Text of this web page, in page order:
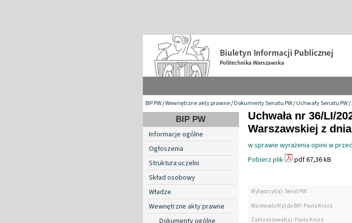
BIP PW/Wewnętrzne akty prawne/Dokumenty Senatu PW/Uchwały Senatu PW/
BIP PW
Informacje ogólne
Ogłoszenia
Struktura uczelni
Skład osobowy
Władze
Wewnętrzne akty prawne
Dokumenty ogólne
Uchwała nr 36/LI/
Warszawskiej z
w sprawie wyrażenia opinii w
Pobierz plik
pdf 67,36 kB
Wytworzył(a): Senat PW
Wprowadził(a) do BIP: Paula Kruza
Zaktualizował(a): Paula Kruza